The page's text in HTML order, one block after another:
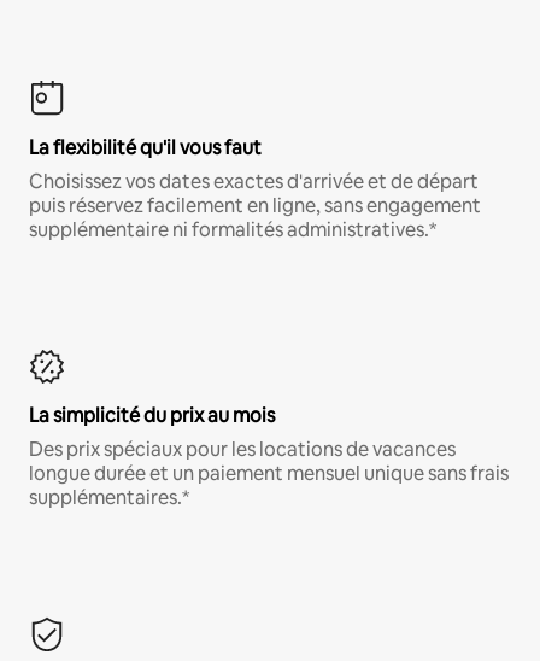
La flexibilité qu'il vous faut
Choisissez vos dates exactes d'arrivée et de départ
puis réservez facilement en ligne, sans engagement
supplémentaire ni formalités administratives.*
La simplicité du prix au mois
Des prix spéciaux pour les locations de vacances
longue durée et un paiement mensuel unique sans frais
supplémentaires.*